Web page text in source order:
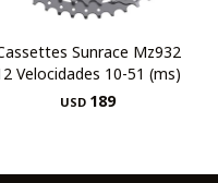
Sunrace Mz932
Velocidades 10-51 (ms)
USD 189